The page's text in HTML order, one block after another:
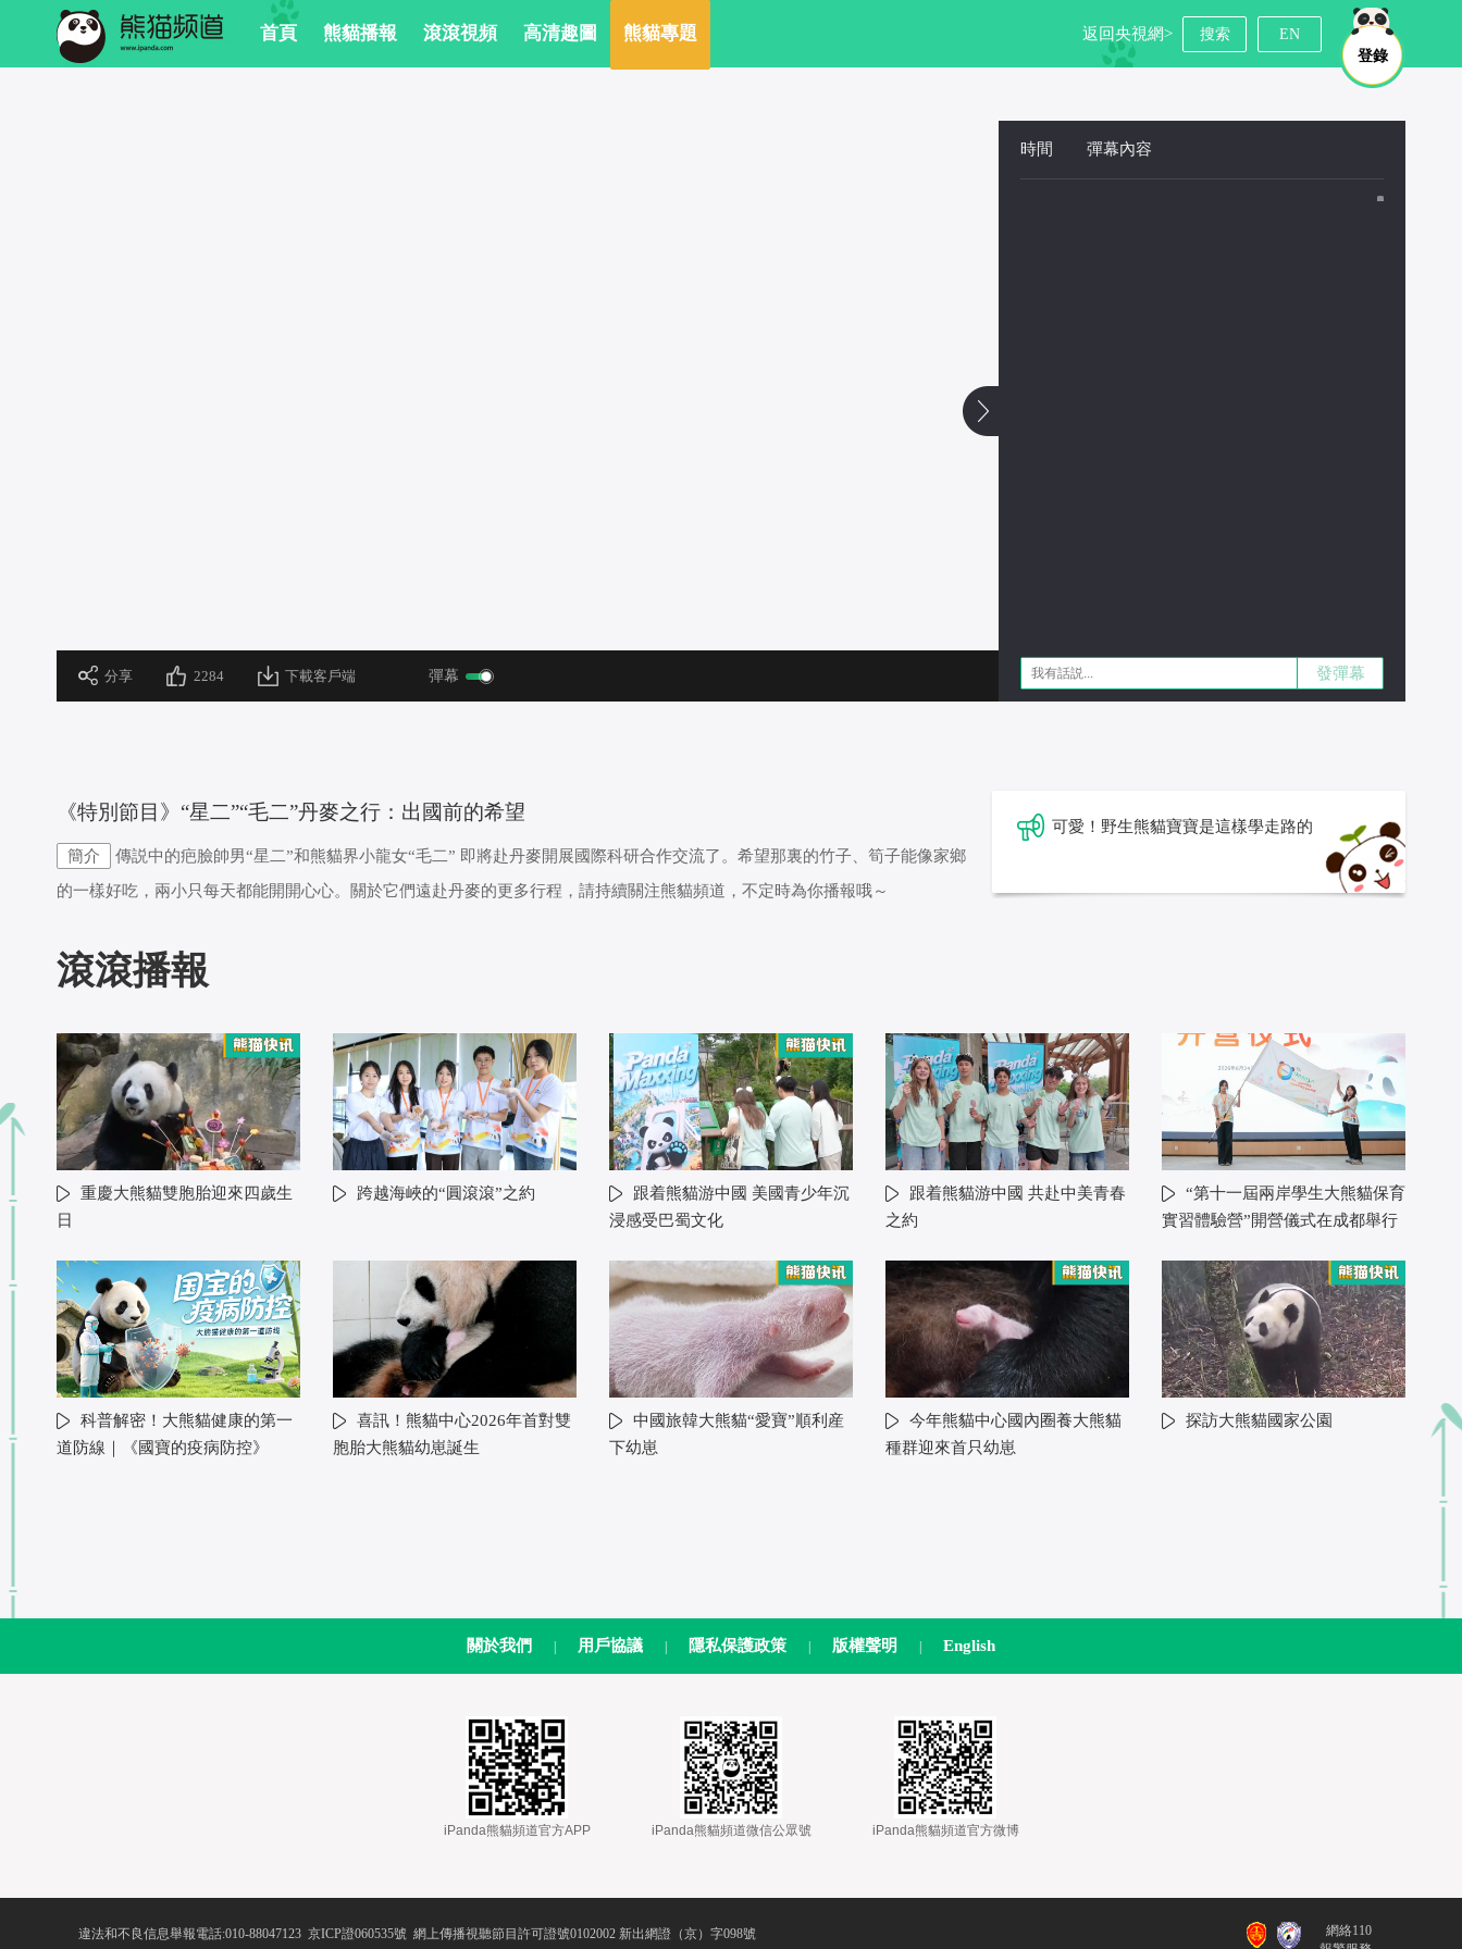
首頁 熊貓播報 滾滾視頻 高清趣圖 熊貓專題
登錄
返回央視網> 搜索 EN
分享 2284 下載客戶端 彈幕
時間 彈幕內容
發彈幕
《特別節目》“星二”“毛二”丹麥之行：出國前的希望
簡介
傳説中的疤臉帥男“星二”和熊貓界小龍女“毛二” 即將赴丹麥開展國際科研合作交流了。希望那裏的竹子、筍子能像家鄉
的一樣好吃，兩小只每天都能開開心心。關於它們遠赴丹麥的更多行程，請持續關注熊貓頻道，不定時為你播報哦～
可愛！野生熊貓寶寶是這樣學走路的
滾滾播報
重慶大熊貓雙胞胎迎來四歲生
日
跨越海峽的“圓滾滾”之約
跟着熊貓游中國 美國青少年沉
浸感受巴蜀文化
跟着熊貓游中國 共赴中美青春
之約
“第十一屆兩岸學生大熊貓保育
實習體驗營”開營儀式在成都舉行
科普解密！大熊貓健康的第一
道防線｜《國寶的疫病防控》
喜訊！熊貓中心2026年首對雙
胞胎大熊貓幼崽誕生
中國旅韓大熊貓“愛寶”順利産
下幼崽
今年熊貓中心國內圈養大熊貓
種群迎來首只幼崽
探訪大熊貓國家公園
關於我們 用戶協議 隱私保護政策 版權聲明 English
iPanda熊貓頻道官方APP iPanda熊貓頻道微信公眾號 iPanda熊貓頻道官方微博
違法和不良信息舉報電話:010-88047123 京ICP證060535號 網上傳播視聽節目許可證號0102002 新出網證（京）字098號
網絡110